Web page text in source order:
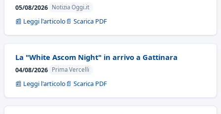
05/08/2026 Notizia Oggi.it
📰 Leggi l'articolo 📄 Scarica PDF
La "White Ascom Night" in arrivo a Gattinara
04/08/2026 Prima Vercelli
📰 Leggi l'articolo 📄 Scarica PDF